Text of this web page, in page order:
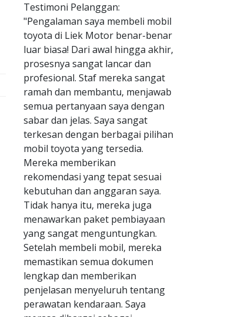
Testimoni Pelanggan:
"Pengalaman saya membeli mobil
toyota di Liek Motor benar-benar
luar biasa! Dari awal hingga akhir,
prosesnya sangat lancar dan
profesional. Staf mereka sangat
ramah dan membantu, menjawab
semua pertanyaan saya dengan
sabar dan jelas. Saya sangat
terkesan dengan berbagai pilihan
mobil toyota yang tersedia.
Mereka memberikan
rekomendasi yang tepat sesuai
kebutuhan dan anggaran saya.
Tidak hanya itu, mereka juga
menawarkan paket pembiayaan
yang sangat menguntungkan.
Setelah membeli mobil, mereka
memastikan semua dokumen
lengkap dan memberikan
penjelasan menyeluruh tentang
perawatan kendaraan. Saya